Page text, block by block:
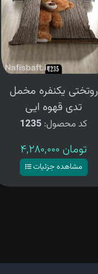
روتختی یکنفره مخمل
تدی قهوه ایی
کد محصول: 1235
۴,۲۸۰,۰۰۰ تومان
مشاهده جزئیات